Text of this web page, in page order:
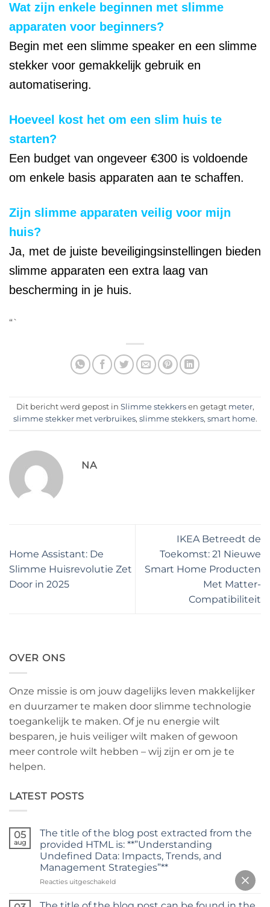
Wat zijn enkele beginnen met slimme
apparaten voor beginners?
Begin met een slimme speaker en een slimme
stekker voor gemakkelijk gebruik en
automatisering.
Hoeveel kost het om een slim huis te
starten?
Een budget van ongeveer €300 is voldoende
om enkele basis apparaten aan te schaffen.
Zijn slimme apparaten veilig voor mijn
huis?
Ja, met de juiste beveiligingsinstellingen bieden
slimme apparaten een extra laag van
bescherming in je huis.
“`
Dit bericht werd gepost in Slimme stekkersen getagt meter,
slimme stekker met verbruikes, slimme stekkers, smart home.
NA
Home Assistant: De
Slimme Huisrevolutie Zet
Door in 2025
IKEA Betreedt de
Toekomst: 21 Nieuwe
Smart Home Producten
Met Matter-
Compatibiliteit
OVER ONS
Onze missie is om jouw dagelijks leven makkelijker
en duurzamer te maken door slimme technologie
toegankelijk te maken. Of je nu energie wilt
besparen, je huis veiliger wilt maken of gewoon
meer controle wilt hebben – wij zijn er om je te
helpen.
LATEST POSTS
05
aug
The title of the blog post extracted from the
provided HTML is: **”Understanding
Undefined Data: Impacts, Trends, and
Management Strategies”**
Reacties uitgeschakeldvoor
title